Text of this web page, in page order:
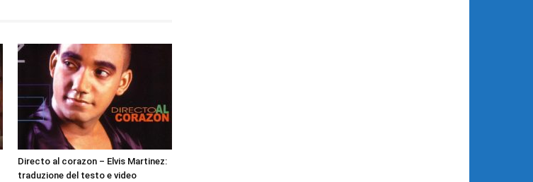
Directo al corazon – Elvis Martinez:
traduzione del testo e video